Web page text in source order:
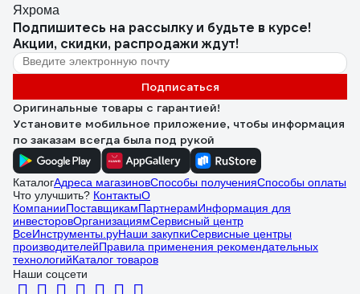
Яхрома
Подпишитесь на рассылкуи будьте в курсе!
Акции, скидки, распродажи ждут!
Подписаться
Оригинальные товары с гарантией!
Установите мобильное приложение, чтобы информация
по заказам всегда была под рукой
КаталогАдреса магазиновСпособы полученияСпособы оплаты
Что улучшить? КонтактыО
КомпанииПоставщикамПартнерамИнформация для
инвесторовОрганизациямСервисный центр
ВсеИнструменты.руНаши закупкиСервисные центры
производителейПравила применения рекомендательных
технологийКаталог товаров
Наши соцсети